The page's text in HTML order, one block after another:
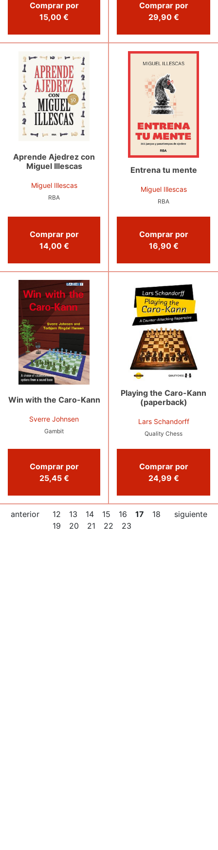
Comprar por
15,00 €
Comprar por
29,90 €
Aprende Ajedrez con
Miguel Illescas
Miguel Illescas
RBA
Comprar por
14,00 €
Entrena tu mente
Miguel Illescas
RBA
Comprar por
16,90 €
Win with the Caro-Kann
Sverre Johnsen
Gambit
Comprar por
25,45 €
Playing the Caro-Kann
(paperback)
Lars Schandorff
Quality Chess
Comprar por
24,99 €
anterior 12 13 14 15 16 17
18
19
20 21 22 23
siguiente